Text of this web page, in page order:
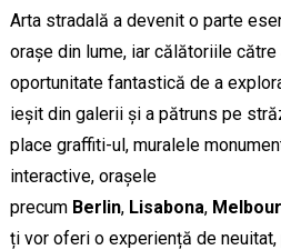
Arta stradală a devenit o parte
orașe din lume, iar călătoriile
oportunitate fantastică de a
ieșit din galerii și a pătruns pe
place graffiti-ul, muralele
interactive, orașele
precum Berlin, Lisabona,
ți vor oferi o experiență de